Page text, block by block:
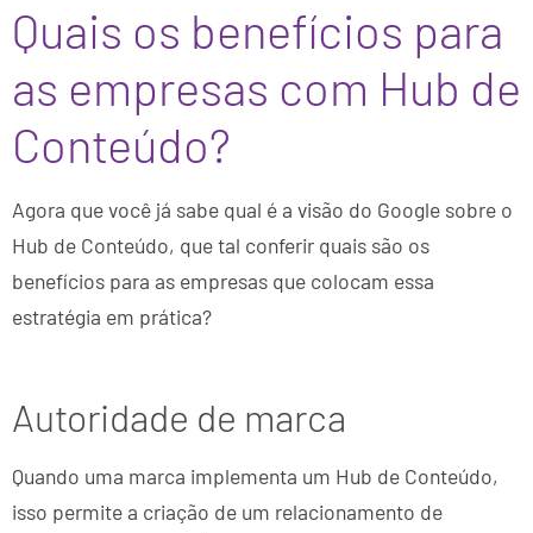
Quais os benefícios para
as empresas com Hub de
Conteúdo?
Agora que você já sabe qual é a visão do Google sobre o
Hub de Conteúdo, que tal conferir quais são os
benefícios para as empresas que colocam essa
estratégia em prática?
Autoridade de marca
Quando uma marca implementa um Hub de Conteúdo,
isso permite a criação de um relacionamento de